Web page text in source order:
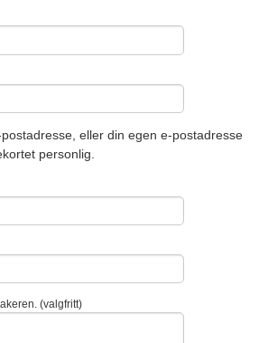
eller din egen e-postadresse
personlig.
(valgfritt)